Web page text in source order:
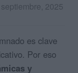
2025
es clave
Por eso
y